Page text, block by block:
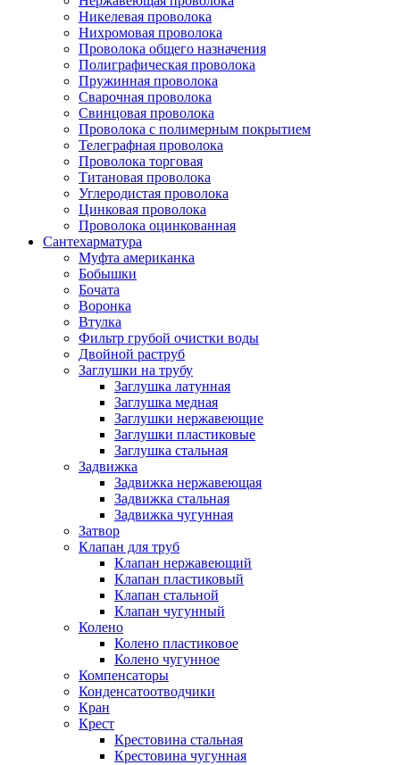
Никелевая проволока
Нихромовая проволока
Проволока общего назначения
Полиграфическая проволока
Пружинная проволока
Сварочная проволока
Свинцовая проволока
Проволока с полимерным покрытием
Телеграфная проволока
Проволока торговая
Титановая проволока
Углеродистая проволока
Цинковая проволока
Проволока оцинкованная
Сантехарматура
Муфта американка
Бобышки
Бочата
Воронка
Втулка
Фильтр грубой очистки воды
Двойной раструб
Заглушки на трубу
Заглушка латунная
Заглушка медная
Заглушки нержавеющие
Заглушки пластиковые
Заглушка стальная
Задвижка
Задвижка нержавеющая
Задвижка стальная
Задвижка чугунная
Затвор
Клапан для труб
Клапан нержавеющий
Клапан пластиковый
Клапан стальной
Клапан чугунный
Колено
Колено пластиковое
Колено чугунное
Компенсаторы
Конденсатоотводчики
Кран
Крест
Крестовина стальная
Крестовина чугунная